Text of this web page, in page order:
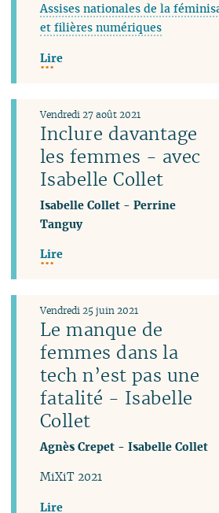
Assises nationales de la
et filières numériques
Lire
Inclure davantage
les femmes - avec
Isabelle Collet
Vendredi 27 août 2021
Isabelle Collet -Perrine
Tanguy
Lire
Le manque de
femmes dans la
tech n’est pas une
fatalité - Isabelle
Collet
Vendredi 25 juin 2021
Agnès Crepet -Isabelle Collet
MiXiT 2021
Lire